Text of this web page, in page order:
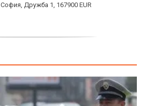
София, Дружба 1, 167900 EUR